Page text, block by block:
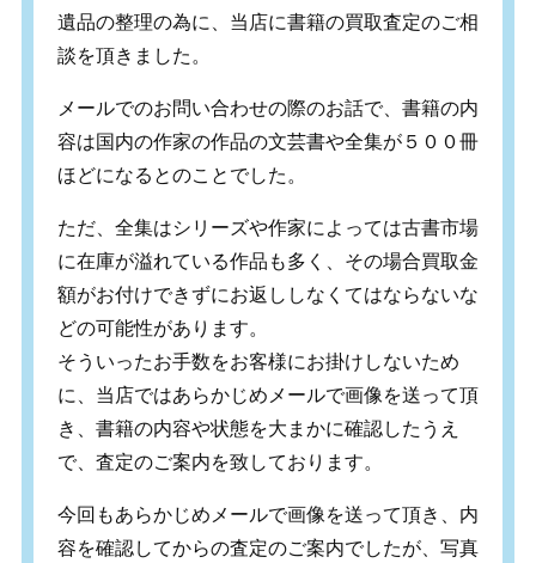
遺品の整理の為に、当店に書籍の買取査定のご相
談を頂きました。
メールでのお問い合わせの際のお話で、書籍の内
容は国内の作家の作品の文芸書や全集が５００冊
ほどになるとのことでした。
ただ、全集はシリーズや作家によっては古書市場
に在庫が溢れている作品も多く、その場合買取金
額がお付けできずにお返ししなくてはならないな
どの可能性があります。
そういったお手数をお客様にお掛けしないため
に、当店ではあらかじめメールで画像を送って頂
き、書籍の内容や状態を大まかに確認したうえ
で、査定のご案内を致しております。
今回もあらかじめメールで画像を送って頂き、内
容を確認してからの査定のご案内でしたが、写真